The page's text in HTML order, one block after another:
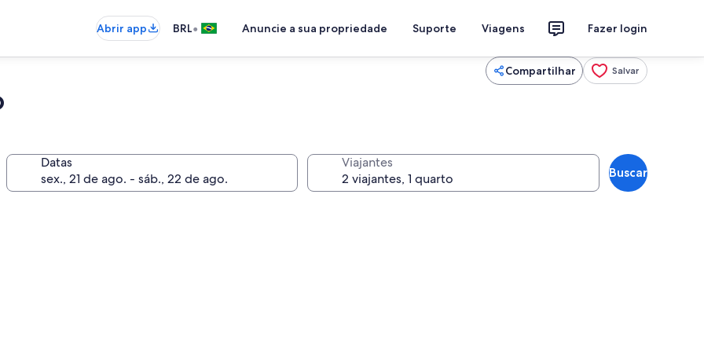
Abrir app BRL• Anuncie a sua propriedade Suporte Viagens Fazer login
Compartilhar Salvar
Datas Viajantes
Buscar